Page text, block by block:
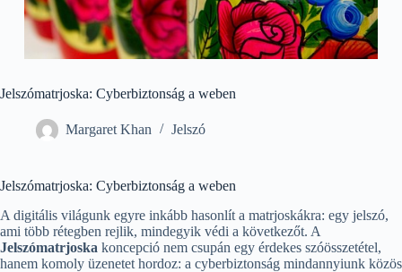
Jelszómatrjoska: Cyberbiztonság a weben
Margaret Khan Jelszó
Jelszómatrjoska: Cyberbiztonság a weben
A digitális világunk egyre inkább hasonlít a matrjoskákra: egy jelszó,
ami több rétegben rejlik, mindegyik védi a következőt. A
Jelszómatrjoska koncepció nem csupán egy érdekes szóösszetétel,
hanem komoly üzenetet hordoz: a cyberbiztonság mindannyiunk közös